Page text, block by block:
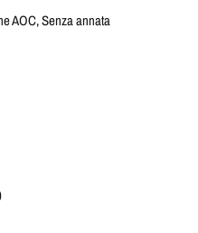
AOC, Senza annata